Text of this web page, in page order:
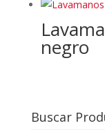
negro
Buscar